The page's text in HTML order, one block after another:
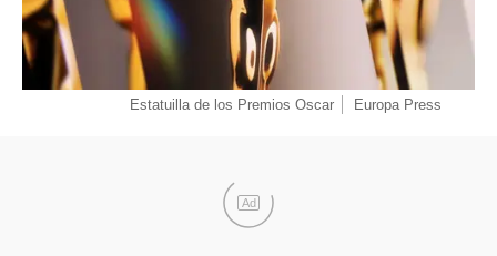
Estatuilla de los Premios Oscar Europa Press
Ad